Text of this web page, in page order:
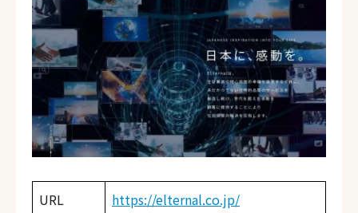
URL
https://elternal.co.jp/